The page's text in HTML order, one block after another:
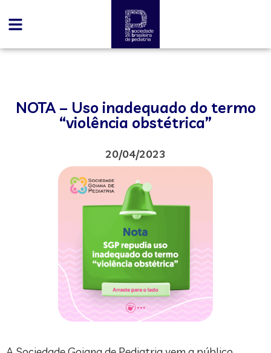
NOTA – Uso inadequado do termo
“violência obstétrica”
20/04/2023